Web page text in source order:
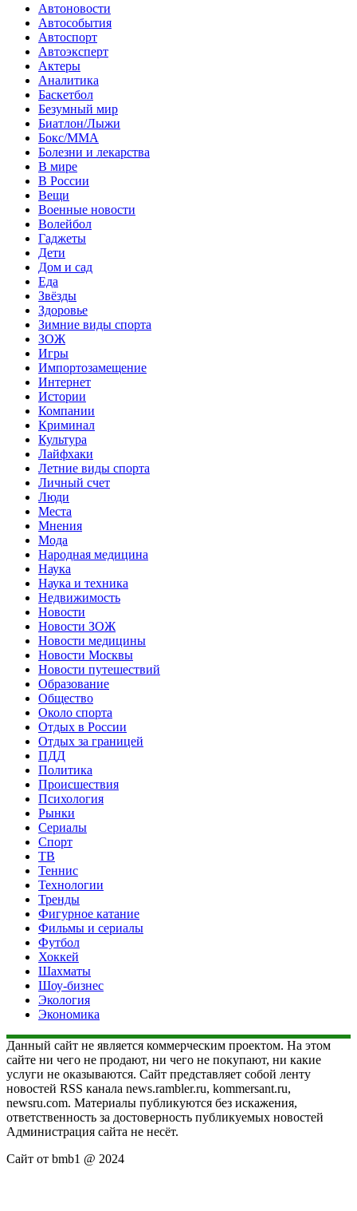
Автоновости
Автособытия
Автоспорт
Автоэксперт
Актеры
Аналитика
Баскетбол
Безумный мир
Биатлон/Лыжи
Бокс/MMA
Болезни и лекарства
В мире
В России
Вещи
Военные новости
Волейбол
Гаджеты
Дети
Дом и сад
Еда
Звёзды
Здоровье
Зимние виды спорта
ЗОЖ
Игры
Импортозамещение
Интернет
Истории
Компании
Криминал
Культура
Лайфхаки
Летние виды спорта
Личный счет
Люди
Места
Мнения
Мода
Народная медицина
Наука
Наука и техника
Недвижимость
Новости
Новости ЗОЖ
Новости медицины
Новости Москвы
Новости путешествий
Образование
Общество
Около спорта
Отдых в России
Отдых за границей
ПДД
Политика
Происшествия
Психология
Рынки
Сериалы
Спорт
ТВ
Теннис
Технологии
Тренды
Фигурное катание
Фильмы и сериалы
Футбол
Хоккей
Шахматы
Шоу-бизнес
Экология
Экономика
Данный сайт не является коммерческим проектом. На этом
сайте ни чего не продают, ни чего не покупают, ни какие
услуги не оказываются. Сайт представляет собой ленту
новостей RSS канала news.rambler.ru, kommersant.ru,
newsru.com. Материалы публикуются без искажения,
ответственность за достоверность публикуемых новостей
Администрация сайта не несёт.
Сайт от bmb1 @ 2024